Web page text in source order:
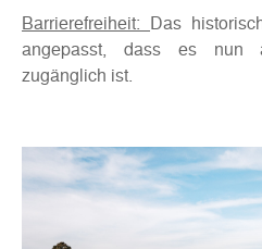
Barrierefreiheit: Das
angepasst, dass es nun
zugänglich ist.